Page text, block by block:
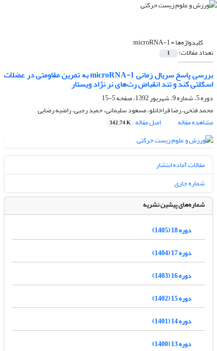
کلیدواژه‌ها =microRNA-1
تعداد مقالات: 1
بررسی پاسخ سریال زمانی microRNA-1 به تمرین مقاومتی در عضلات
اسکلتی کند و تند انقباض رت‌های نر نژاد ویستار
دوره 5، شماره 9، شهریور 1392، صفحه
5-15
محمد فتحی، رضا قراخانلو، مسعود سلیمانی، حمید رجبی، راضیه رضایی
مشاهده مقاله
اصل مقاله 342.74 K
مقالات آماده انتشار
شماره جاری
شماره‌های پیشین نشریه
دوره 18 (1405)
دوره 17 (1404)
دوره 16 (1403)
دوره 15 (1402)
دوره 14 (1401)
دوره 13 (1400)